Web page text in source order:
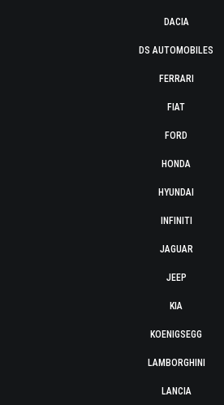
DACIA
DS AUTOMOBILES
FERRARI
FIAT
FORD
HONDA
HYUNDAI
INFINITI
JAGUAR
JEEP
KIA
KOENIGSEGG
LAMBORGHINI
LANCIA